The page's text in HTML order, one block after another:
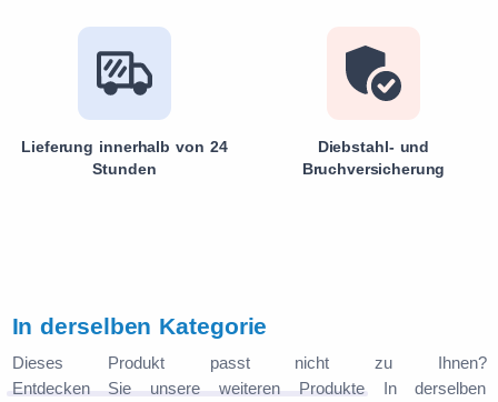
Lieferung innerhalb von 24
Stunden
Diebstahl- und
Bruchversicherung
In derselben Kategorie
Dieses Produkt passt nicht zu Ihnen?
Entdecken Sie unsere weiteren ProdukteIn derselben